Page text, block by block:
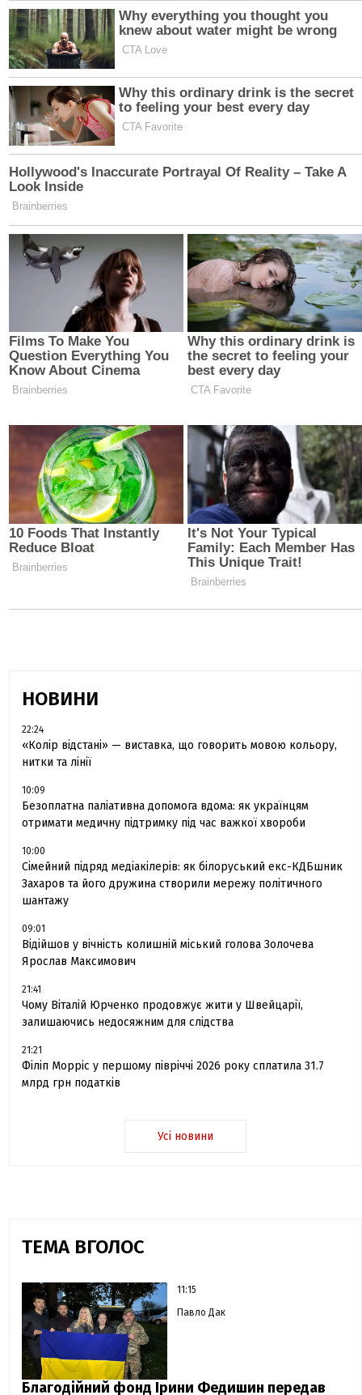
НОВИНИ
22:24
«Колір відстані» — виставка, що говорить мовою кольору,
нитки та лінії
10:09
Безоплатна паліативна допомога вдома: як українцям
отримати медичну підтримку під час важкої хвороби
10:00
Сімейний підряд медіакілерів: як білоруський екс-КДБшник
Захаров та його дружина створили мережу політичного
шантажу
09:01
Відійшов у вічність колишній міський голова Золочева
Ярослав Максимович
21:41
Чому Віталій Юрченко продовжує жити у Швейцарії,
залишаючись недосяжним для слідства
21:21
Філіп Морріс у першому півріччі 2026 року сплатила 31.7
млрд грн податків
Усі новини
ТЕМА ВГОЛОС
11:15
Павло Дак
Благодійний фонд Ірини Федишин передав